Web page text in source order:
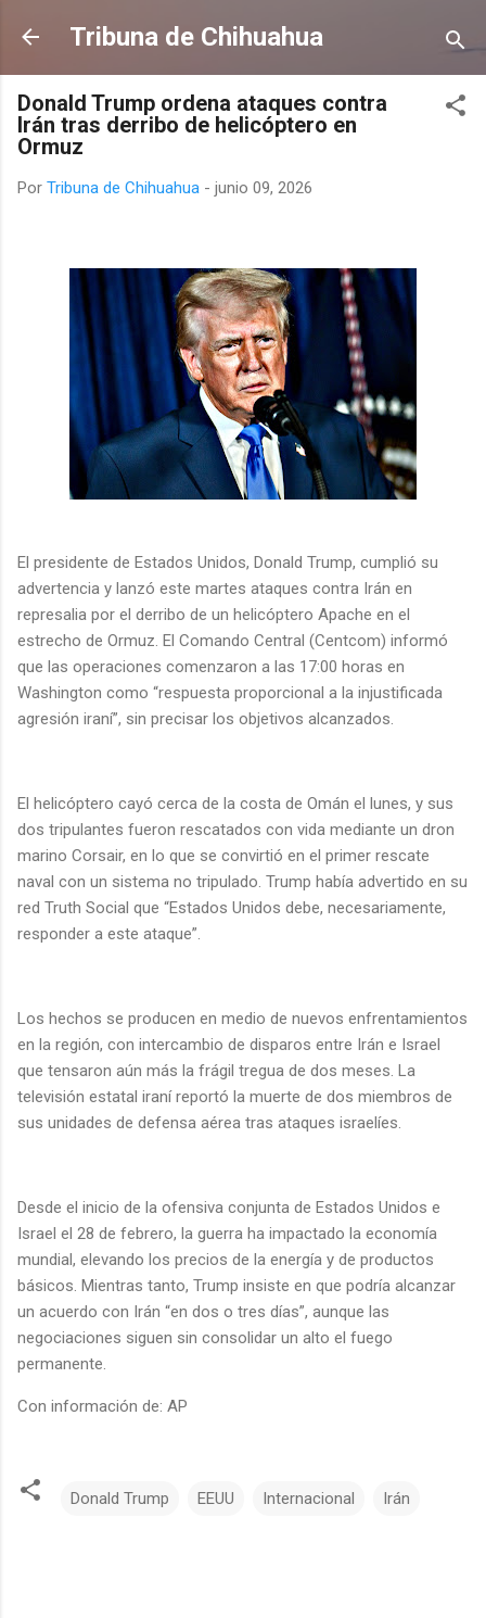
Ir al contenido principal
Tribuna de Chihuahua
Donald Trump ordena ataques contra
Irán tras derribo de helicóptero en
Ormuz
Por Tribuna de Chihuahua - junio 09, 2026
El presidente de Estados Unidos, Donald Trump, cumplió su
advertencia y lanzó este martes ataques contra Irán en
represalia por el derribo de un helicóptero Apache en el
estrecho de Ormuz. El Comando Central (Centcom) informó
que las operaciones comenzaron a las 17:00 horas en
Washington como “respuesta proporcional a la injustificada
agresión iraní”, sin precisar los objetivos alcanzados.
El helicóptero cayó cerca de la costa de Omán el lunes, y sus
dos tripulantes fueron rescatados con vida mediante un dron
marino Corsair, en lo que se convirtió en el primer rescate
naval con un sistema no tripulado. Trump había advertido en su
red Truth Social que “Estados Unidos debe, necesariamente,
responder a este ataque”.
Los hechos se producen en medio de nuevos enfrentamientos
en la región, con intercambio de disparos entre Irán e Israel
que tensaron aún más la frágil tregua de dos meses. La
televisión estatal iraní reportó la muerte de dos miembros de
sus unidades de defensa aérea tras ataques israelíes.
Desde el inicio de la ofensiva conjunta de Estados Unidos e
Israel el 28 de febrero, la guerra ha impactado la economía
mundial, elevando los precios de la energía y de productos
básicos. Mientras tanto, Trump insiste en que podría alcanzar
un acuerdo con Irán “en dos o tres días”, aunque las
negociaciones siguen sin consolidar un alto el fuego
permanente.
Con información de: AP
Donald Trump EEUU Internacional Irán